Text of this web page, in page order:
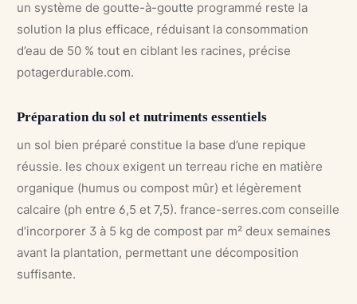
un système de goutte-à-goutte programmé reste la
solution la plus efficace, réduisant la consommation
d’eau de 50 % tout en ciblant les racines, précise
potagerdurable.com.
Préparation du sol et nutriments essentiels
un sol bien préparé constitue la base d’une repique
réussie. les choux exigent un terreau riche en matière
organique (humus ou compost mûr) et légèrement
calcaire (ph entre 6,5 et 7,5). france-serres.com conseille
d’incorporer 3 à 5 kg de compost par m² deux semaines
avant la plantation, permettant une décomposition
suffisante.